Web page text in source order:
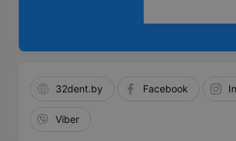
32dent.by Facebook
Viber